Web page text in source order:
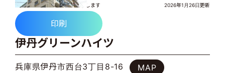
伊丹グリーンハイツ
写真をクリックすると拡大表示します 2026年1月26日更新
印刷
伊丹グリーンハイツ
兵庫県伊丹市西台3丁目8-16
MAP